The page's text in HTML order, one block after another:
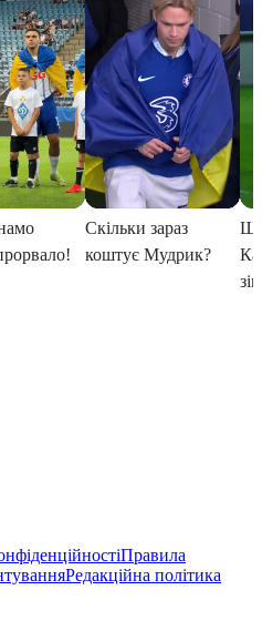
Правила
Редакційна політика